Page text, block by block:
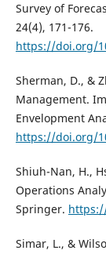
Survey of
24(4), 171-176.
https://doi.org/
Sherman, D., &
Management.
Envelopment
https://doi.org/
Shiuh-Nan, H.,
Operations
Springer.
Simar, L., &